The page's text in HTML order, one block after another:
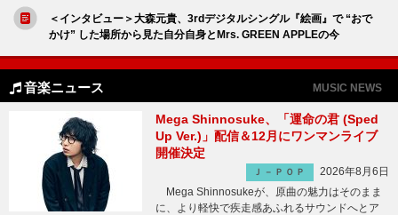
＜インタビュー＞大森元貴、3rdデジタルシングル『絵画』で “おで
かけ” した場所から見た自分自身とMrs. GREEN APPLEの今
音楽ニュース MUSIC NEWS
Mega Shinnosuke、「運命の君 (Sped
Up Ver.)」配信＆12月にワンマンライブ
開催決定
Ｊ－ＰＯＰ
2026年8月6日
Mega Shinnosukeが、原曲の魅力はそのまま
に、より軽快で疾走感あふれるサウンドへとア